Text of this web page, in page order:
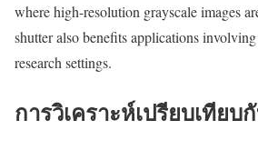
where high-resolution grayscale images
shutter also benefits applications
research settings.
การวิเคราะห์เปรียบเทียบ